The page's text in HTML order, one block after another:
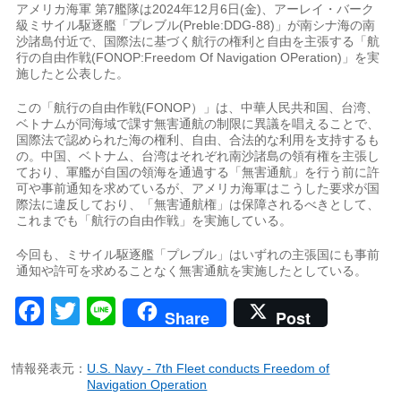
アメリカ海軍 第7艦隊は2024年12月6日(金)、アーレイ・バーク
級ミサイル駆逐艦「プレブル(Preble:DDG-88)」が南シナ海の南
沙諸島付近で、国際法に基づく航行の権利と自由を主張する「航
行の自由作戦(FONOP:Freedom Of Navigation OPeration)」を実
施したと公表した。
この「航行の自由作戦(FONOP）」は、中華人民共和国、台湾、
ベトナムが同海域で課す無害通航の制限に異議を唱えることで、
国際法で認められた海の権利、自由、合法的な利用を支持するも
の。中国、ベトナム、台湾はそれぞれ南沙諸島の領有権を主張し
ており、軍艦が自国の領海を通過する「無害通航」を行う前に許
可や事前通知を求めているが、アメリカ海軍はこうした要求が国
際法に違反しており、「無害通航権」は保障されるべきとして、
これまでも「航行の自由作戦」を実施している。
今回も、ミサイル駆逐艦「プレブル」はいずれの主張国にも事前
通知や許可を求めることなく無害通航を実施したとしている。
Facebook
Twitter
LineShare Post
情報発表元： U.S. Navy - 7th Fleet conducts Freedom of
Navigation Operation